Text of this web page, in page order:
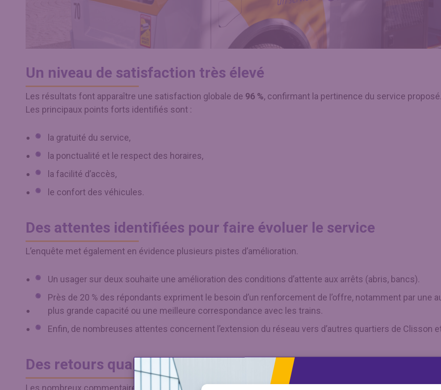
Un niveau de satisfaction très élevé
Les résultats font apparaître une satisfaction globale de 96 %, confirmant la pertinence du service
Les principaux points forts identifiés sont :
la gratuité du service,
la ponctualité et le respect des horaires,
la facilité d’accès,
le confort des véhicules.
Des attentes identifiées pour faire évoluer le service
L’enquête met également en évidence plusieurs pistes d’amélioration.
Un usager sur deux souhaite une amélioration des conditions d’attente aux arrêts (abris, bancs).
Près de 20 % des répondants expriment le besoin d’un renforcement de l’offre, notamment par une
plus grande capacité ou une meilleure correspondance avec les trains.
Enfin, de nombreuses attentes concernent l’extension du réseau vers d’autres quartiers de Clisson
Des retours qualitatifs très positifs
Les nombreux commentaires libres recueillis témoignent de l’utilité du service, son accessibilité et la